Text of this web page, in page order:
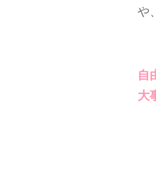
や
自
大